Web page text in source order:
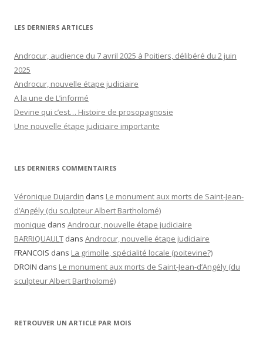
LES DERNIERS ARTICLES
Androcur, audience du 7 avril 2025 à Poitiers, délibéré du 2 juin
2025
Androcur, nouvelle étape judiciaire
A la une de L’informé
Devine qui c’est… Histoire de prosopagnosie
Une nouvelle étape judiciaire importante
LES DERNIERS COMMENTAIRES
Véronique Dujardin dans Le monument aux morts de Saint-Jean-
d’Angély (du sculpteur Albert Bartholomé)
monique dans Androcur, nouvelle étape judiciaire
BARRIQUAULT dans Androcur, nouvelle étape judiciaire
FRANCOIS dans La grimolle, spécialité locale (poitevine?)
DROIN dans Le monument aux morts de Saint-Jean-d’Angély (du
sculpteur Albert Bartholomé)
RETROUVER UN ARTICLE PAR MOIS